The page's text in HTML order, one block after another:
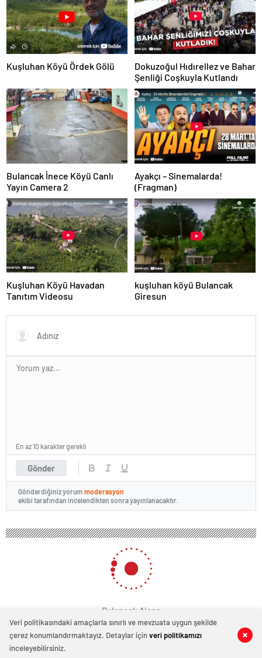
3 0
Kuşluhan Köyü Ördek Gölü
Dokuzoğul Hıdırellez ve Bahar
Şenliği Coşkuyla Kutlandı
Bulancak İnece Köyü Canlı
Yayın Camera 2
Ayakçı – Sinemalarda!
(Fragman)
Kuşluhan Köyü Havadan
Tanıtım Videosu
kuşluhan köyü Bulancak
Giresun
Gönder
En az 10 karakter gerekli
Gönderdiğiniz yorum moderasyon
ekibi tarafından incelendikten sonra yayınlanacaktır.
Bulancak Ajans
Veri politikasındaki amaçlarla sınırlı ve mevzuata uygun şekilde
çerez konumlandırmaktayız. Detaylar içinveri politikamızı
inceleyebilirsiniz.